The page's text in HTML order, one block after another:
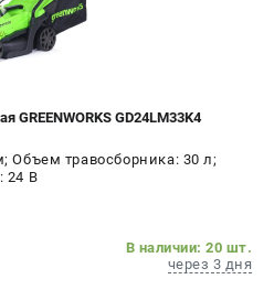
GREENWORKS GD24LM33K4
травосборника: 30 л;
24 В
В наличии: 20 шт.
через 3 дня